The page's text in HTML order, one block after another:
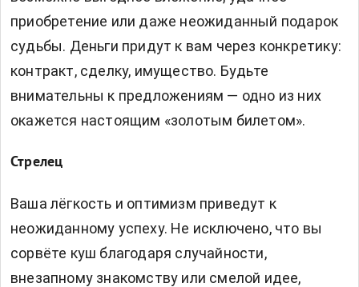
приобретение или даже неожиданный подарок
судьбы. Деньги придут к вам через конкретику:
контракт, сделку, имущество. Будьте
внимательны к предложениям — одно из них
окажется настоящим «золотым билетом».
Стрелец
Ваша лёгкость и оптимизм приведут к
неожиданному успеху. Не исключено, что вы
сорвёте куш благодаря случайности,
внезапному знакомству или смелой идее,